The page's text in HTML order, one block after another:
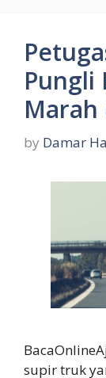
Pungli
Marah
by Damar
supir truk